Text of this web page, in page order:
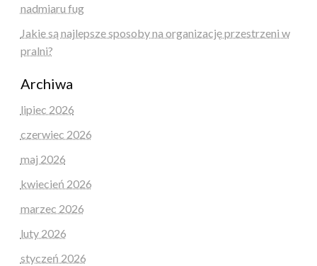
nadmiaru fug
Jakie są najlepsze sposoby na organizację przestrzeni w
pralni?
Archiwa
lipiec 2026
czerwiec 2026
maj 2026
kwiecień 2026
marzec 2026
luty 2026
styczeń 2026